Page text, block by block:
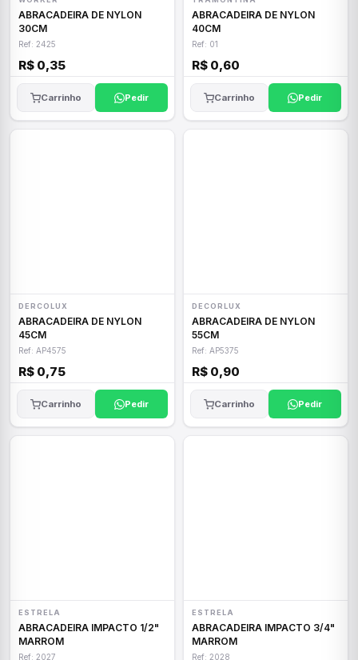
ABRACADEIRA DE NYLON
30CM
Ref: 2425
R$ 0,35
Carrinho Pedir
ABRACADEIRA DE NYLON
40CM
Ref: 01
R$ 0,60
Carrinho Pedir
DERCOLUX
ABRACADEIRA DE NYLON
45CM
Ref: AP4575
R$ 0,75
Carrinho Pedir
DECORLUX
ABRACADEIRA DE NYLON
55CM
Ref: AP5375
R$ 0,90
Carrinho Pedir
ESTRELA
ABRACADEIRA IMPACTO 1/2"
MARROM
Ref: 2027
ESTRELA
ABRACADEIRA IMPACTO 3/4"
MARROM
Ref: 2028